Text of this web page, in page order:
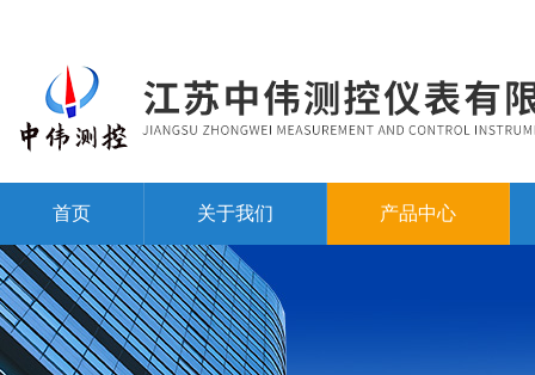
首页 关于我们 产品中心